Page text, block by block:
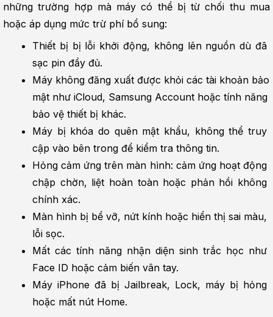
những trường hợp mà máy có thể bị từ chối thu mua
hoặc áp dụng mức trừ phí bổ sung:
Thiết bị bị lỗi khởi động, không lên nguồn dù đã
sạc pin đầy đủ.
Máy không đăng xuất được khỏi các tài khoản bảo
mật như iCloud, Samsung Account hoặc tính năng
bảo vệ thiết bị khác.
Máy bị khóa do quên mật khẩu, không thể truy
cập vào bên trong để kiểm tra thông tin.
Hỏng cảm ứng trên màn hình: cảm ứng hoạt động
chập chờn, liệt hoàn toàn hoặc phản hồi không
chính xác.
Màn hình bị bể vỡ, nứt kính hoặc hiển thị sai màu,
lỗi sọc.
Mất các tính năng nhận diện sinh trắc học như
Face ID hoặc cảm biến vân tay.
Máy iPhone đã bị Jailbreak, Lock, máy bị hỏng
hoặc mất nút Home.